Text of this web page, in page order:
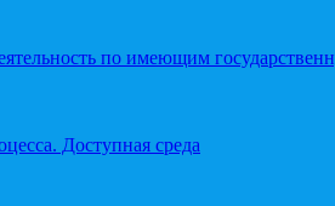
по имеющим
Доступная среда